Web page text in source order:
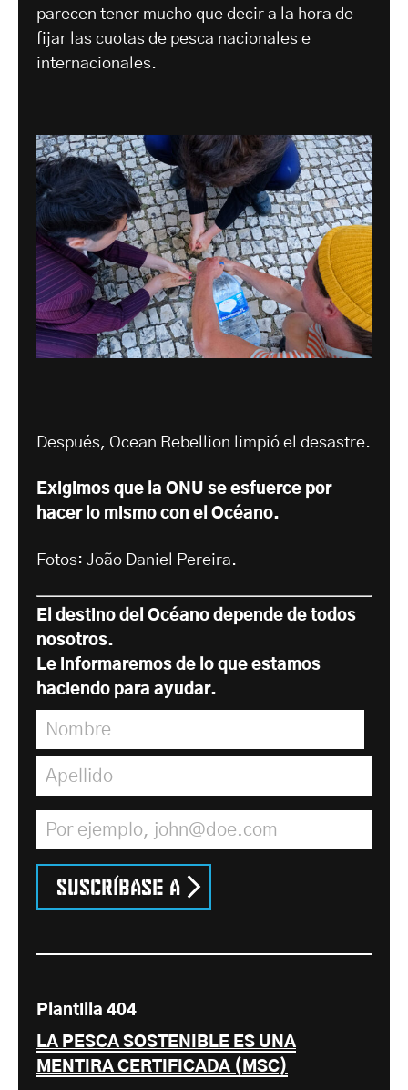
parecen tener mucho que decir a la hora de
fijar las cuotas de pesca nacionales e
internacionales.
Después, Ocean Rebellion limpió el desastre.
Exigimos que la ONU se esfuerce por
hacer lo mismo con el Océano.
Fotos: João Daniel Pereira.
El destino del Océano depende de todos
nosotros.
Le informaremos de lo que estamos
haciendo para ayudar.
Nombre
Apellido
Dirección de correo electrónico
Suscríbase a
Plantilla 404
LA PESCA SOSTENIBLE ES UNA
MENTIRA CERTIFICADA (MSC)